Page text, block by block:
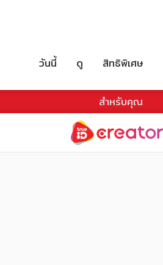
วันนี้ ดู สิทธิพิเศษ
สำหรับคุณ